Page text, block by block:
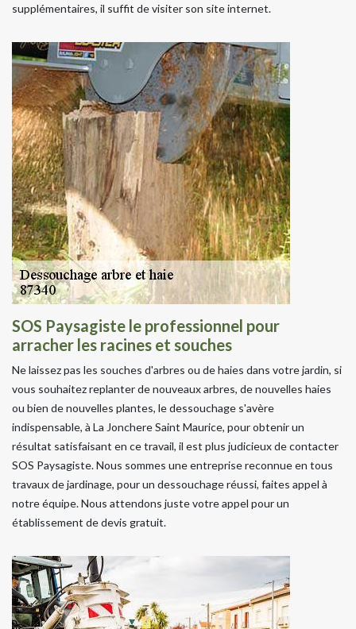
supplémentaires, il suffit de visiter son site internet.
SOS Paysagiste le professionnel pour
arracher les racines et souches
Ne laissez pas les souches d'arbres ou de haies dans votre jardin, si
vous souhaitez replanter de nouveaux arbres, de nouvelles haies
ou bien de nouvelles plantes, le dessouchage s'avère
indispensable, à La Jonchere Saint Maurice, pour obtenir un
résultat satisfaisant en ce travail, il est plus judicieux de contacter
SOS Paysagiste. Nous sommes une entreprise reconnue en tous
travaux de jardinage, pour un dessouchage réussi, faites appel à
notre équipe. Nous attendons juste votre appel pour un
établissement de devis gratuit.